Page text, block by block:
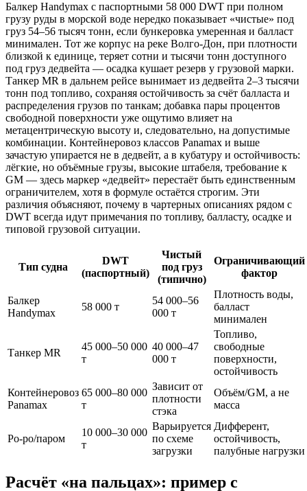
Балкер Handymax с паспортными 58 000 DWT при полном
грузу руды в морской воде нередко показывает «чистые» под
груз 54–56 тысяч тонн, если бункеровка умеренная и балласт
минимален. Тот же корпус на реке Волго‑Дон, при плотности
близкой к единице, теряет сотни и тысячи тонн доступного
под груз дедвейта — осадка кушает резерв у грузовой марки.
Танкер MR в дальнем рейсе вынимает из дедвейта 2–3 тысячи
тонн под топливо, сохраняя остойчивость за счёт балласта и
распределения грузов по танкам; добавка пары процентов
свободной поверхности уже ощутимо влияет на
метацентрическую высоту и, следовательно, на допустимые
комбинации. Контейнеровоз классов Panamax и выше
зачастую упирается не в дедвейт, а в кубатуру и остойчивость:
лёгкие, но объёмные грузы, высокие штабеля, требование к
GM — здесь маркер «дедвейт» перестаёт быть единственным
ограничителем, хотя в формуле остаётся строгим. Эти
различия объясняют, почему в чартерных описаниях рядом с
DWT всегда идут примечания по топливу, балласту, осадке и
типовой грузовой ситуации.
Тип судна
DWT
(паспортный)
Чистый
под груз
(типично)
Ограничивающий
фактор
Балкер
Handymax
58 000 т
54 000–56
000 т
Плотность воды,
балласт
минимален
Танкер MR
45 000–50 000
т
40 000–47
000 т
Топливо,
свободные
поверхности,
остойчивость
Контейнеровоз
Panamax
65 000–80 000
т
Зависит от
плотности
стэка
Объём/GM, а не
масса
Ро‑ро/паром
10 000–30 000
т
Варьируется
по схеме
загрузки
Дифферент,
остойчивость,
палубные нагрузки
Расчёт «на пальцах»: пример с